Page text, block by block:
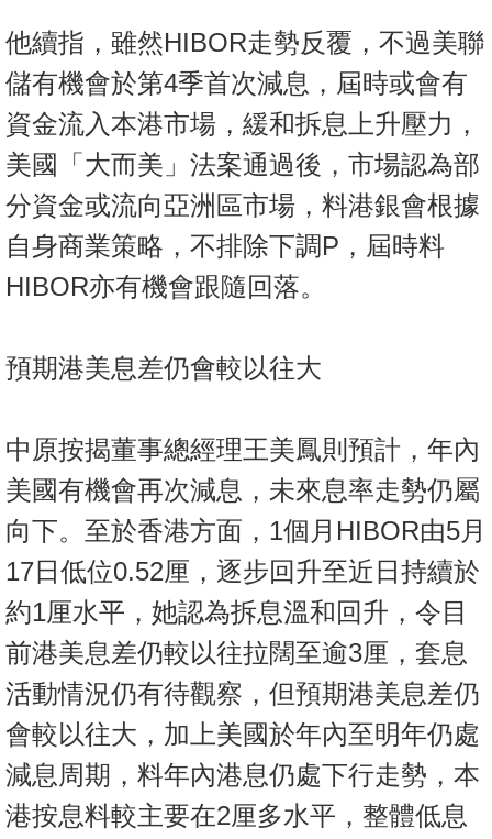
他續指，雖然HIBOR走勢反覆，不過美聯
儲有機會於第4季首次減息，屆時或會有
資金流入本港市場，緩和拆息上升壓力，
美國「大而美」法案通過後，市場認為部
分資金或流向亞洲區市場，料港銀會根據
自身商業策略，不排除下調P，屆時料
HIBOR亦有機會跟隨回落。
預期港美息差仍會較以往大
中原按揭董事總經理王美鳳則預計，年內
美國有機會再次減息，未來息率走勢仍屬
向下。至於香港方面，1個月HIBOR由5月
17日低位0.52厘，逐步回升至近日持續於
約1厘水平，她認為拆息溫和回升，令目
前港美息差仍較以往拉闊至逾3厘，套息
活動情況仍有待觀察，但預期港美息差仍
會較以往大，加上美國於年內至明年仍處
減息周期，料年內港息仍處下行走勢，本
港按息料較主要在2厘多水平，整體低息